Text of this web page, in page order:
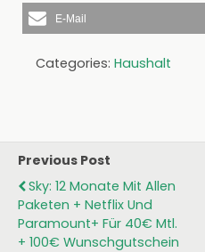
E-Mail
Categories: Haushalt
Previous Post
Sky: 12 Monate Mit Allen
Paketen + Netflix Und
Paramount+ Für 40€ Mtl.
+ 100€ Wunschgutschein